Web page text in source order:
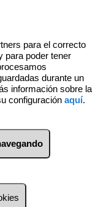
para el correcto
para poder tener
durante un
información sobre la
configuración aquí.